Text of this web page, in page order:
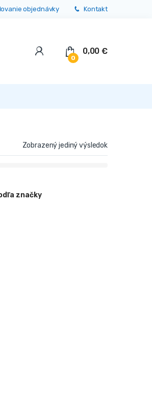
objednávky Kontakt
0
0,00€
Zobrazený jediný výsledok
značky